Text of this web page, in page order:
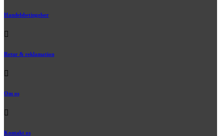
Handelsbetingelser
Retur & reklamation
Om os
Kontakt os